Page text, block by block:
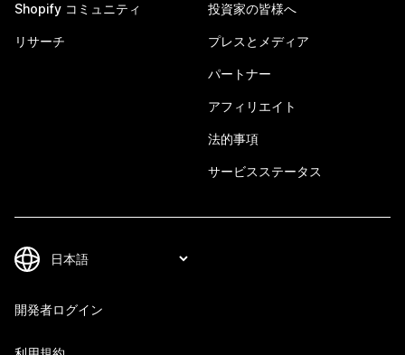
Shopify コミュニティ
リサーチ
投資家の皆様へ
プレスとメディア
パートナー
アフィリエイト
法的事項
サービスステータス
開発者ログイン